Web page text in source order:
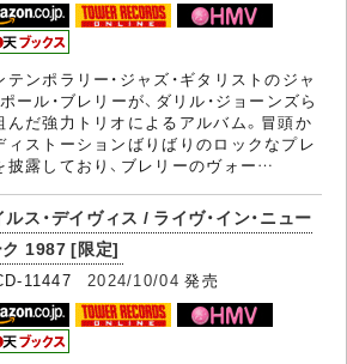
テンポラリー・ジャズ・ギタリストのジャ
ポール・ブレリーが、ダリル・ジョーンズら
んだ強力トリオによるアルバム。冒頭か
ィストーションばりばりのロックなプレ
披露しており、ブレリーのヴォー…
ルス・デイヴィス / ライヴ・イン・ニュー
ク 1987 [限定]
11447 2024/10/04 発売